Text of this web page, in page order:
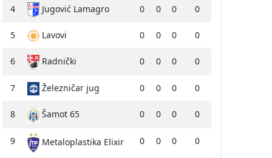
4 Jugović Lamagro 0 0 0 0
5 Lavovi 0 0 0 0
6 Radnički 0 0 0 0
7 Železničar jug 0 0 0 0
8 Šamot 65 0 0 0 0
9 Metaloplastika Elixir 0 0 0 0